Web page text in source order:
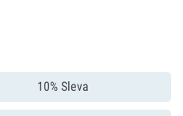
10% Sleva